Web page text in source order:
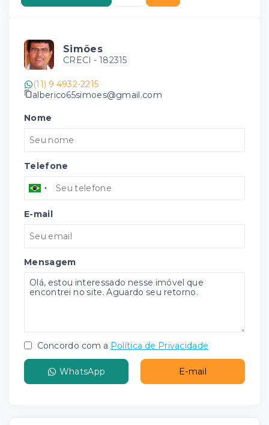
Simões
CRECI - 182315
(11) 9 4932-2215
alberico65simoes@gmail.com
Nome
Telefone
E-mail
Mensagem
Concordo com a Política de Privacidade
WhatsApp E-mail